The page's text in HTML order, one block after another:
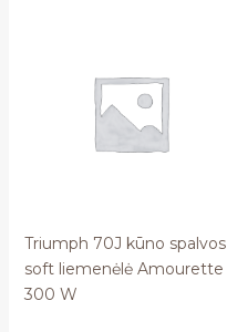
Triumph 70J kūno spalvos
soft liemenėlė Amourette
300 W